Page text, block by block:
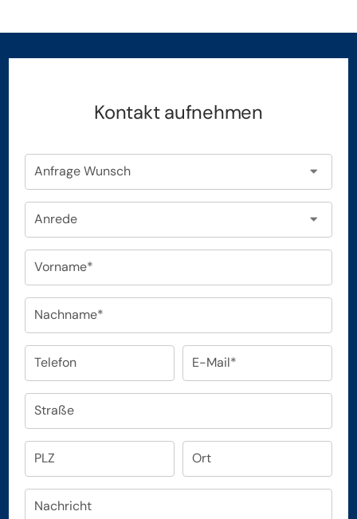
Kontakt aufnehmen
Anfrage Wunsch
Anrede
Vorname*
Nachname*
Telefon E-Mail*
Straße
PLZ Ort
Nachricht